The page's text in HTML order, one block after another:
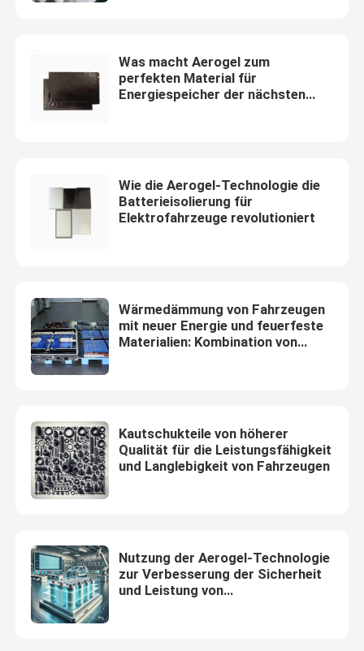
Was macht Aerogel zum
perfekten Material für
Energiespeicher der nächsten
Wie die Aerogel-Technologie die
Batterieisolierung für
Elektrofahrzeuge revolutioniert
Wärmedämmung von Fahrzeugen
mit neuer Energie und feuerfeste
Materialien: Kombination von
Kautschukteile von höherer
Qualität für die Leistungsfähigkeit
und Langlebigkeit von Fahrzeugen
Nutzung der Aerogel-Technologie
zur Verbesserung der Sicherheit
und Leistung von